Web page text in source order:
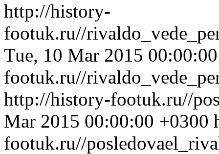
http://history-
footuk.ru//
Tue, 10 Mar 2015
footuk.ru//
http://history-footuk.ru//
Mar 2015 00:00:00 +0300
footuk.ru//